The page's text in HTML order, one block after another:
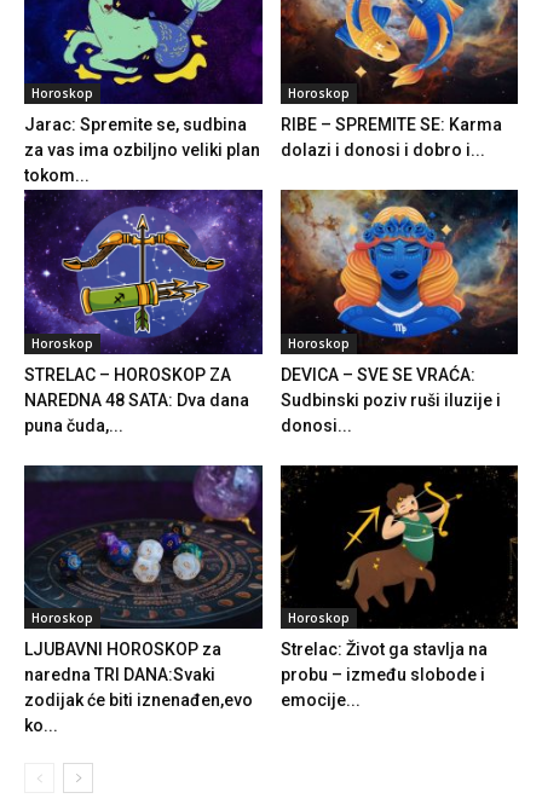
Horoskop
Jarac: Spremite se, sudbina
za vas ima ozbiljno veliki plan
tokom...
Horoskop
RIBE – SPREMITE SE: Karma
dolazi i donosi i dobro i...
Horoskop
STRELAC – HOROSKOP ZA
NAREDNA 48 SATA: Dva dana
puna čuda,...
Horoskop
DEVICA – SVE SE VRAĆA:
Sudbinski poziv ruši iluzije i
donosi...
Horoskop
LJUBAVNI HOROSKOP za
naredna TRI DANA:Svaki
zodijak će biti iznenađen,evo
ko...
Horoskop
Strelac: Život ga stavlja na
probu – između slobode i
emocije...